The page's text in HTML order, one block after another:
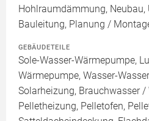
Hohlraumdämmung, Neubau,
Bauleitung, Planung /
GEBÄUDETEILE
Sole-Wasser-Wärmepumpe,
Wärmepumpe, Wasser-
Solarheizung, Brauchwasser
Pelletheizung, Pelletofen,